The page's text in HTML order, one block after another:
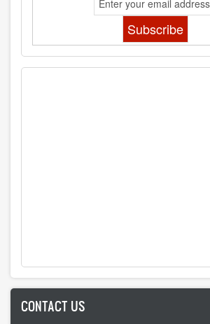
CONTACT US